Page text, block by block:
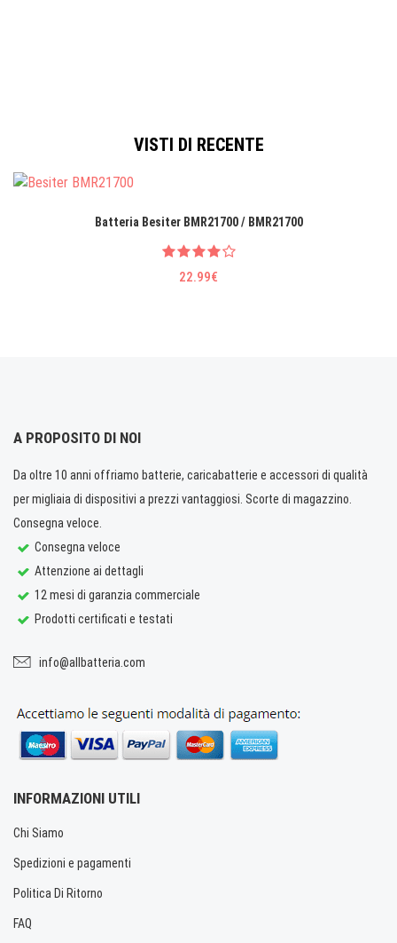
VISTI DI RECENTE
Batteria Besiter BMR21700 / BMR21700
22.99€
A PROPOSITO DI NOI
Da oltre 10 anni offriamo batterie, caricabatterie e accessori di qualità
per migliaia di dispositivi a prezzi vantaggiosi. Scorte di magazzino.
Consegna veloce.
Consegna veloce
Attenzione ai dettagli
12 mesi di garanzia commerciale
Prodotti certificati e testati
info@allbatteria.com
INFORMAZIONI UTILI
Chi Siamo
Spedizioni e pagamenti
Politica Di Ritorno
FAQ